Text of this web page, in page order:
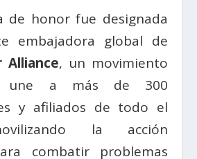
de honor fue designada
embajadora global de
Alliance, un movimiento
une a más de 300
y afiliados de todo el
la acción
combatir problemas